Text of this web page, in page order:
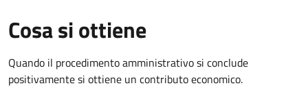
Cosa si ottiene
Quando il procedimento amministrativo si conclude
positivamente si ottiene un contributo economico.